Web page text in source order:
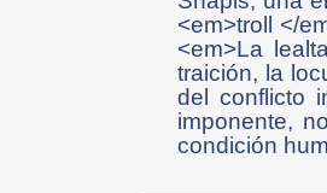
<em>troll </
<em>La
traición, la
del conflicto
imponente,
condición